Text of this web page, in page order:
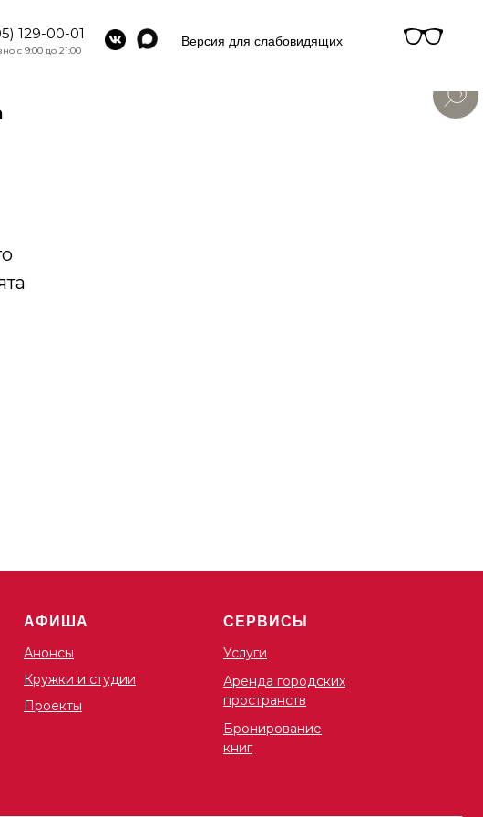
Версия для слабовидящих
129-00-01
с 9:00 до 21:00
АФИША
Анонсы
Кружки и студии
Проекты
СЕРВИСЫ
Услуги
Аренда городских
пространств
Бронирование
книг